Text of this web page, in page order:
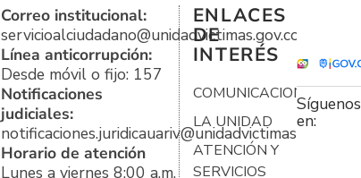
Correo institucional:
servicioalciudadano@unidadvictimas.gov.co
Línea anticorrupción:
Desde móvil o fijo: 157
Notificaciones
judiciales:
notificaciones.juridicauariv@unidadvictimas.gov.co
Horario de atención
Lunes a viernes 8:00 a.m.
ENLACES
DE
INTERÉS
COMUNICACIONES
LA UNIDAD
ATENCIÓN Y
SERVICIOS
Síguenos
en: